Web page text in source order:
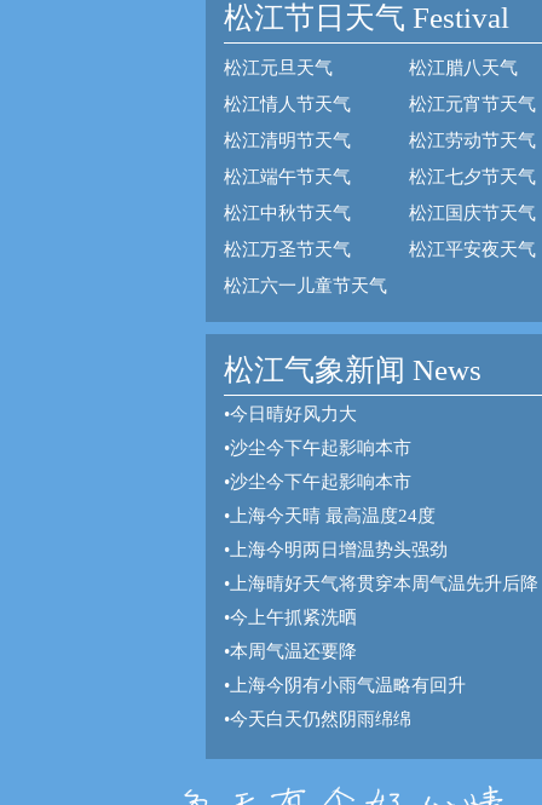
松江节日天气 Festival
松江元旦天气
松江腊八天气
松江情人节天气
松江元宵节天气
松江清明节天气
松江劳动节天气
松江端午节天气
松江七夕节天气
松江中秋节天气
松江国庆节天气
松江万圣节天气
松江平安夜天气
松江六一儿童节天气
松江气象新闻 News
•今日晴好风力大
•沙尘今下午起影响本市
•沙尘今下午起影响本市
• 上海今天晴 最高温度24度
• 上海今明两日增温势头强劲
• 上海晴好天气将贯穿本周气温先升后降
•今上午抓紧洗晒
•本周气温还要降
• 上海今阴有小雨气温略有回升
•今天白天仍然阴雨绵绵